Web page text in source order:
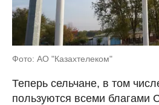
Фото: АО "Казахтелеком"
Теперь сельчане, в том
пользуются всеми благами